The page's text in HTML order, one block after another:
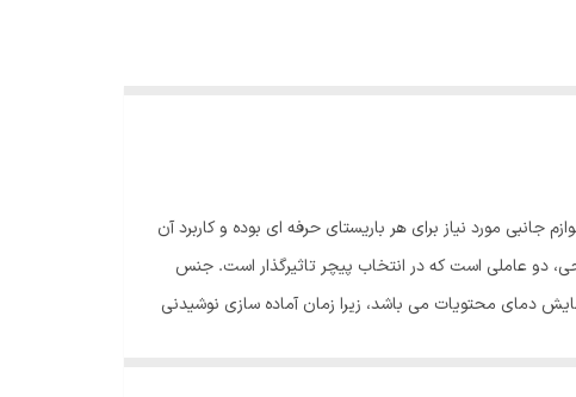
مورد نیاز برای هر باریستای حرفه ای بوده و کاربرد آن
دو عاملی است که در انتخاب پیچر تاثیرگذار است. جنس
داشتن دماسنج و نمایش دمای محتویات می باشد، زیرا زمان آماده سازی نوشیدنی